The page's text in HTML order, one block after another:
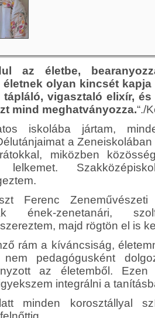
az életbe,
olyan kincsét
tápláló, vigasztaló elixír,
mind meghatványozza.“./
iskolába jártam,
a
miközben
Ferenc Zeneművészeti
ének-zenetanári,
majd rögtön el is
rám a kíváncsiság,
nem pedagógusként
az életemből. Ezen
integrálni a
minden korosztállyal